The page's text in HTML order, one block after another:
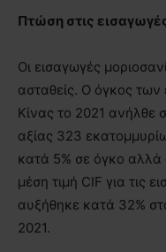
Πτώση στις
Οι εισαγωγές
ασταθείς. Ο όγκος
Κίνας το 2021 ανήλθε
αξίας 323
κατά 5% σε όγκο
μέση τιμή CIF για τις
αυξήθηκε κατά 32%
2021.